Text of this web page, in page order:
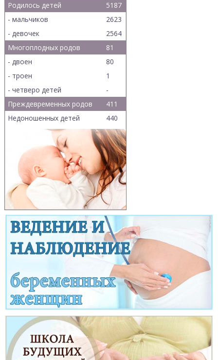
Родилось детей
5187
- мальчиков
2623
- девочек
2564
Многоплодных родов
81
- двоен
80
- троен
1
- четверо детей
-
Преждевременных родов
411
Недоношенных детей
440